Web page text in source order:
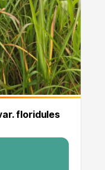
floridules